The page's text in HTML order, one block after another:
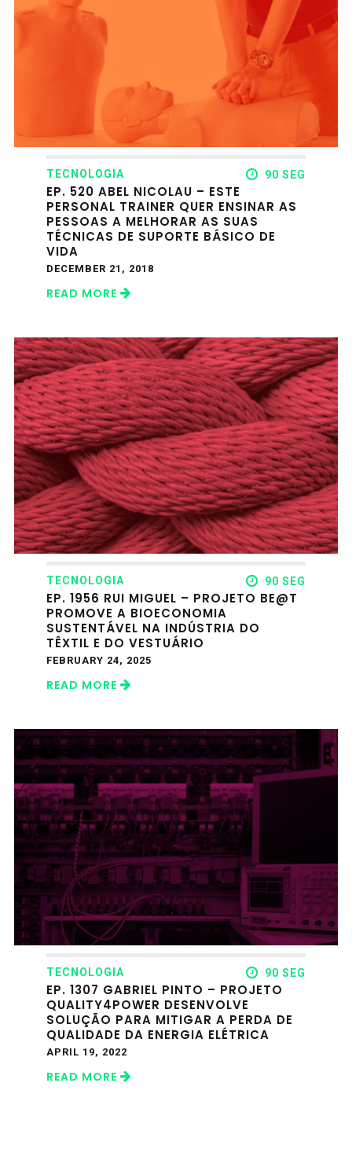
TECNOLOGIA 90 SEG
EP. 520 ABEL NICOLAU – ESTE
PERSONAL TRAINER QUER ENSINAR AS
PESSOAS A MELHORAR AS SUAS
TÉCNICAS DE SUPORTE BÁSICO DE
VIDA
DECEMBER 21, 2018
READ MORE
TECNOLOGIA 90 SEG
EP. 1956 RUI MIGUEL – PROJETO BE@T
PROMOVE A BIOECONOMIA
SUSTENTÁVEL NA INDÚSTRIA DO
TÊXTIL E DO VESTUÁRIO
FEBRUARY 24, 2025
READ MORE
TECNOLOGIA 90 SEG
EP. 1307 GABRIEL PINTO – PROJETO
QUALITY4POWER DESENVOLVE
SOLUÇÃO PARA MITIGAR A PERDA DE
QUALIDADE DA ENERGIA ELÉTRICA
APRIL 19, 2022
READ MORE